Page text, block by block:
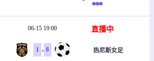
06-15 19:00 直播中
1 - 8 热尼斯女足